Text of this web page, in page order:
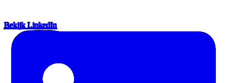
Bekijk LinkedIn